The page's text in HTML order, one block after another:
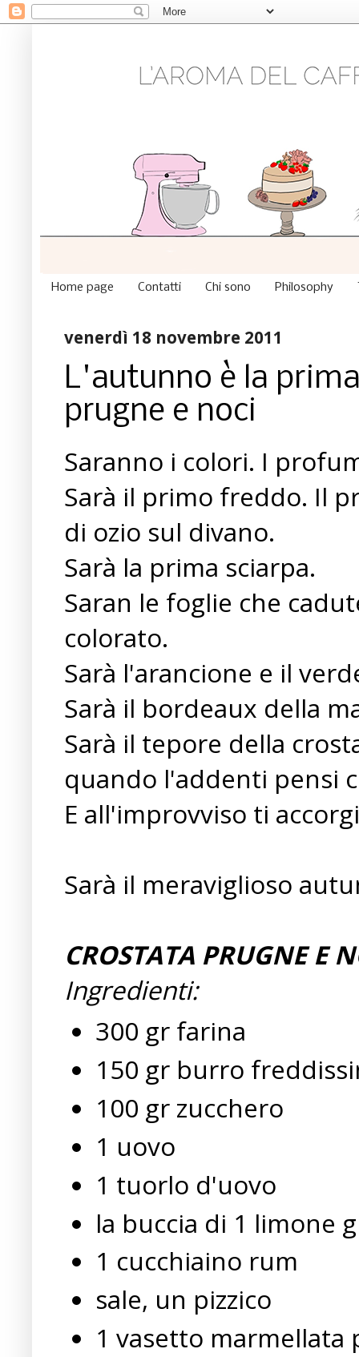
Home page Contatti Chi sono Philosophy
venerdì 18 novembre 2011
L'autunno è la
prugne e noci
Saranno i colori. I
Sarà il primo freddo. Il
di ozio sul divano.
Sarà la prima sciarpa.
Saran le foglie che
colorato.
Sarà l'arancione e il
Sarà il bordeaux della
Sarà il tepore della
quando l'addenti pensi
E all'improvviso ti
Sarà il meraviglioso
CROSTATA PRUGNE E
Ingredienti:
300 gr farina
150 gr burro
100 gr zucchero
1 uovo
1 tuorlo d'uovo
la buccia di 1 limone
1 cucchiaino rum
sale, un pizzico
1 vasetto marmellata